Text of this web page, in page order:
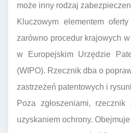
może inny rodzaj
Kluczowym elementem
zarówno procedur krajowych
w Europejskim Urzędzie
(WIPO). Rzecznik dba o
zastrzeżeń patentowych i
Poza zgłoszeniami,
uzyskaniem ochrony.